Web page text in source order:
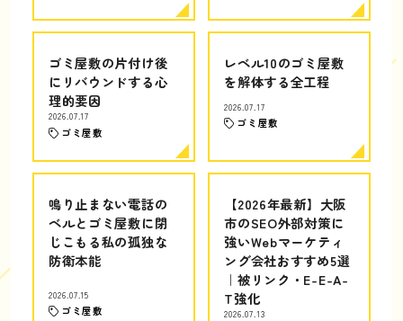
ゴミ屋敷の片付け後
にリバウンドする心
理的要因
2026.07.17
ゴミ屋敷
レベル10のゴミ屋敷
を解体する全工程
2026.07.17
ゴミ屋敷
鳴り止まない電話の
ベルとゴミ屋敷に閉
じこもる私の孤独な
防衛本能
2026.07.15
ゴミ屋敷
【2026年最新】大阪
市のSEO外部対策に
強いWebマーケティ
ング会社おすすめ5選
｜被リンク・E-E-A-
T強化
2026.07.13